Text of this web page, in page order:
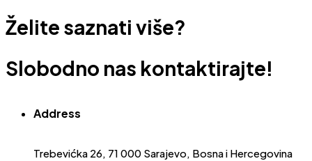
Želite saznati više?
Slobodno nas kontaktirajte!
Address
Trebevićka 26, 71 000 Sarajevo, Bosna i Hercegovina